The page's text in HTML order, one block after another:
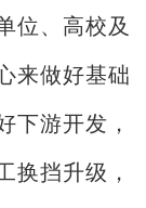
位、高校及
来做好基础
下游开发，
换挡升级，